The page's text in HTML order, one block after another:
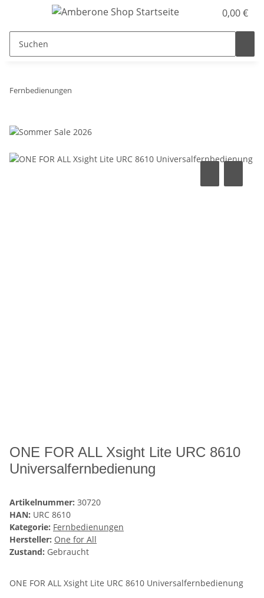
0,00 €
Fernbedienungen
ONE FOR ALL Xsight Lite URC 8610
Universalfernbedienung
Artikelnummer: 30720
HAN: URC 8610
Kategorie: Fernbedienungen
Hersteller: One for All
Zustand: Gebraucht
ONE FOR ALL Xsight Lite URC 8610 Universalfernbedienung